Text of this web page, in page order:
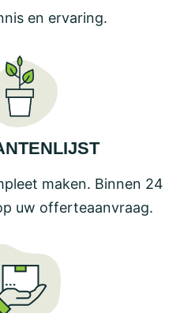
en ervaring.
maken. Binnen 24
uw offerteaanvraag.